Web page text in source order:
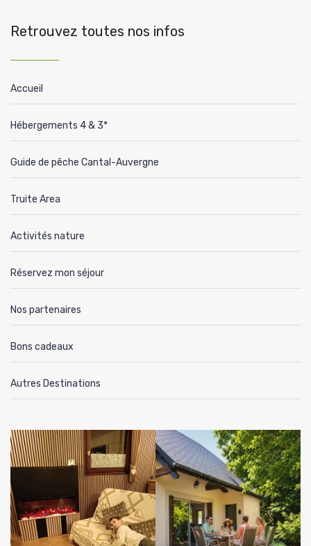
Retrouvez toutes nos infos
Accueil
Hébergements 4 & 3*
Guide de pêche Cantal-Auvergne
Truite Area
Activités nature
Réservez mon séjour
Nos partenaires
Bons cadeaux
Autres Destinations